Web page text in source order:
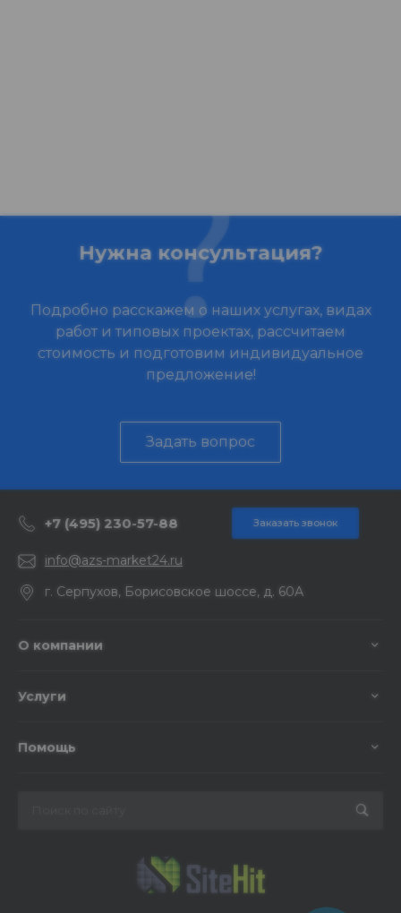
Нужна консультация?
Подробно расскажем о наших услугах, видах
работ и типовых проектах, рассчитаем
стоимость и подготовим индивидуальное
предложение!
Задать вопрос
+7 (495) 230-57-88 Заказать звонок
info@azs-market24.ru
г. Серпухов, Борисовское шоссе, д. 60А
О компании
Услуги
Помощь